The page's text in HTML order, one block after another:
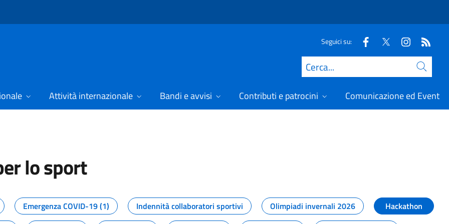
Seguici su:
Cerca
Attività internazionale Bandi e avvisi Contributi e patrocini Comunicazione ed Eventi
lo sport
dal Dipartimento per lo sport
Emergenza COVID-19 (1) Indennità collaboratori sportivi Olimpiadi invernali 2026
Hackathon